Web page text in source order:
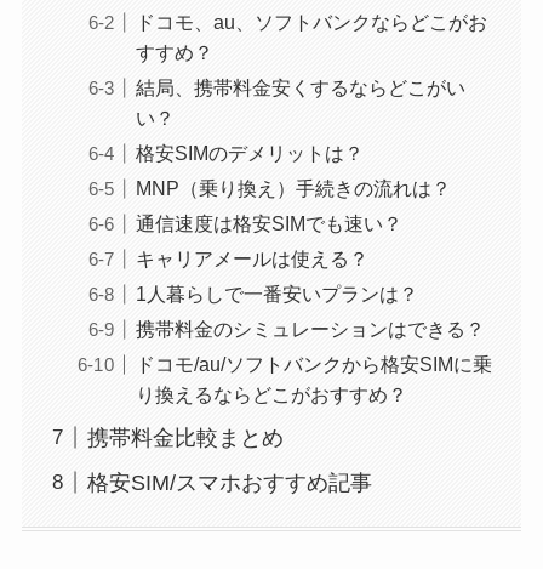
ドコモ、au、ソフトバンクならどこがお
すすめ？
結局、携帯料金安くするならどこがい
い？
格安SIMのデメリットは？
MNP（乗り換え）手続きの流れは？
通信速度は格安SIMでも速い？
キャリアメールは使える？
1人暮らしで一番安いプランは？
携帯料金のシミュレーションはできる？
ドコモ/au/ソフトバンクから格安SIMに乗
り換えるならどこがおすすめ？
携帯料金比較まとめ
格安SIM/スマホおすすめ記事